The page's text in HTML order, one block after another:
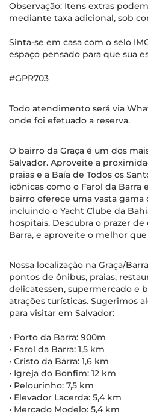
Observação: Itens extras
mediante taxa adicional, sob
Sinta-se em casa com o selo
espaço pensado para que sua
#GPR703
Todo atendimento será via
onde foi efetuado a reserva.
O bairro da Graça é um dos
Salvador. Aproveite a
praias e a Baía de Todos os
icônicas como o Farol da Barra
bairro oferece uma vasta gama
incluindo o Yacht Clube da
hospitais. Descubra o prazer
Barra, e aproveite o melhor
Nossa localização na Graça/
pontos de ônibus, praias,
delicatessen, supermercado e
atrações turísticas. Sugerimos
para visitar em Salvador:
• Porto da Barra: 900m
• Farol da Barra: 1,5 km
• Cristo da Barra: 1,6 km
• Igreja do Bonfim: 12 km
• Pelourinho: 7,5 km
• Elevador Lacerda: 5,4 km
• Mercado Modelo: 5,4 km